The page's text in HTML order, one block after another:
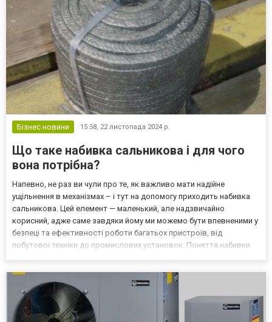
Бізнес новини 15:58, 22 листопада 2024 р.
Що таке набивка сальникова і для чого
вона потрібна?
Напевно, не раз ви чули про те, як важливо мати надійне
ущільнення в механізмах – і тут на допомогу приходить набивка
сальникова. Цей елемент — маленький, але надзвичайно
корисний, адже саме завдяки йому ми можемо бути впевненими у
безпеці та ефективності роботи багатьох пристроїв, від
побутової техніки до промислових установок. Поняття набивки
ущільнення...